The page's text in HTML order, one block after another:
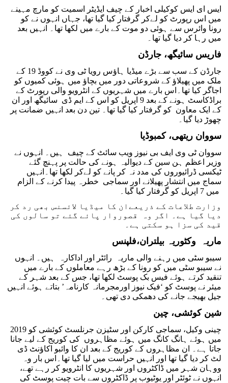
ایس ای ایس کوکیلی اخبار کے چیف ایڈیٹر اسمیت کو مارچ مہینے
میں اس رپورٹ کو لےکر گرفتار کیا گیا تھا، جہاں انہوں نے کو
رونا وائرس سے ہوئی دو موت کے بارے میں لکھا تھا۔ انہیں بعد
میں رہا کر دیا گیا تھا۔
فاریس سائیگھ، جارڈن
جارڈن کے سب سے بڑے میڈیا ہاؤس رویا ٹی وی نے کووڈ 19 کے
ملک میں پھیلاؤ کے شروعاتی دور میں بچاؤ میں ہوئی کمیوں کو
اجاگر کیا تھا۔اس بارے میں شہریوں کے انٹرویو والی رپورٹ کے
براڈکاسٹ ہونے کے بعد 9 اپریل کو اس کے ایم ڈی سائیگھ اور ان
کے ایک معاون کو گرفتار کیا گیا تھا۔ تین دن بعد انہیں ضمانت پر
چھوڑ دیا گیا۔
سووان ریتھی، کمبوڈیا
سووان ٹی وی ایف بی نیوز ویب سائٹ کے چیف ہیں۔ انہوں نے
وزیر اعظم ہن سین کے دیوالیہ ہونے کی حالت پر پہنچ گئے
ٹیکسی ڈرائیوروں کی مدد نہ کر پانے کو لےکر لکھا تھا۔انہیں
سماج میں انتشار پھیلانے اور سماجی خطرہ پیدا کرنے کے الزام
میں 7 اپریل کو گرفتار کیا گیا۔
وزارت طلاعات کے ذریعےان کا میڈیا لائسنس بھی رد کر
دیا گیا ہے۔ اگر وہ قصوروار پائے گئے تو سالوں کی
قید کی سزا ہو سکتی ہے۔
ماریہ وکٹوریہ بیلتران،فلپنس
سیبو سٹی میں رہنے والی ماریہ رائٹر اور اداکارہ ہیں۔ انہوں
نے سیبو سٹی میں کو رونا کے بڑھ رہے معاملوں کے بارے میں
تنقید کرتے ہوئے فیس بک پوسٹ لکھا تھا، جس کے بعد شہر کے
میئر نے پوسٹ کو ‘فیک نیوز اورمجرمانہ کارنامہ’ بتاتے ہوئے انہیں
جیل بھیجے جانے کی دھمکی دی تھی۔
شین کوئشی، چین
چینی وکیل، سماجی کارکن اور سٹیزن جرنلسٹ کوئشی کو 2019
میں ہوئے ہانگ کانگ میں ہوئے مظاہروں کی کوریج کے لیے جانا
جاتا ہے۔ ان مظاہروں کے کوریج کے بعد ان کا وائبو اکاؤنٹ ڈی
لٹ کر دیا گیا تھا اور انہیں حراست میں لیا گیا تھا۔اس بار وہ
ووہان شہر میں ڈاکٹروں اور شہریوں کا انٹرویو کر رہے تھے،
انہوں نے ٹوئٹر اور یوٹیوب پر ڈاکٹروں سے بات چیت پوسٹ کی